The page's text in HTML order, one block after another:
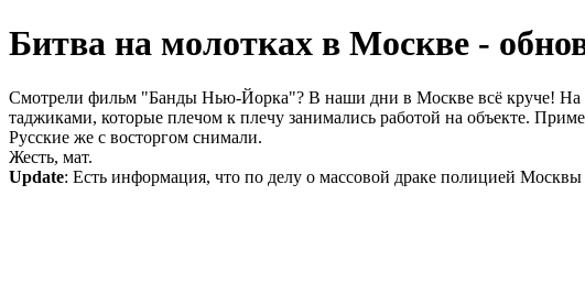
Битва на молотках в Москве -
Смотрели фильм "Банды Нью-Йорка"? В наши дни в Москве всё круче! На
таджиками, которые плечом к плечу занимались работой на объекте.
Русские же с восторгом снимали.
Жесть, мат.
Update: Есть информация, что по делу о массовой драке полицией Москвы